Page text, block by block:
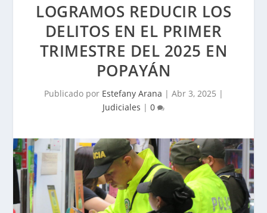
LOGRAMOS REDUCIR LOS
DELITOS EN EL PRIMER
TRIMESTRE DEL 2025 EN
POPAYÁN
Publicado por Estefany Arana | Abr 3, 2025 |
Judiciales | 0